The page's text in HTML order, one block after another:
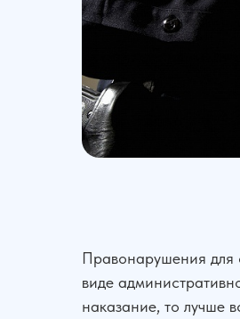
Правонарушения для
виде
наказание, то лучше